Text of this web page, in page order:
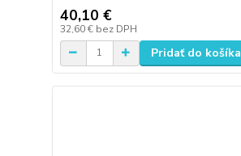
40,10 €
32,60 € bez DPH
Pridať do košíka